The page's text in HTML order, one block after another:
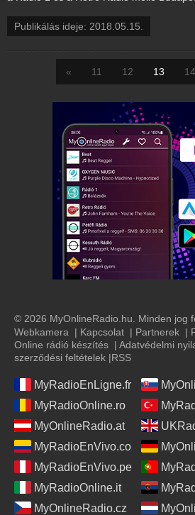
Publikálás ideje: 2018.05.15.
« 11 12 13 14
© 2026 MyOnlineRadio.hu. Minden jog
Webkamera | Kapcsolat | Partnerek |
Online rádió készítés | Adatvédelmi
szerződési feltételek |RSS
MyRadioEnLigne.fr
MyRadioOnline.ro
MyOnlineRadio.at
MyRadioEnVivo.co
MyRadioEnVivo.pe
MyRadioOnline.it
MyOnlineRadio.cz